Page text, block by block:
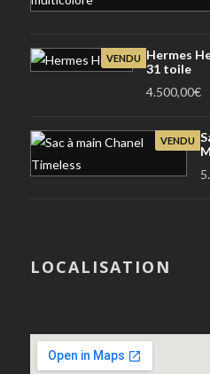
VENDU
Hermes
31 toile
4.500,00€
VENDU
LOCALISATION